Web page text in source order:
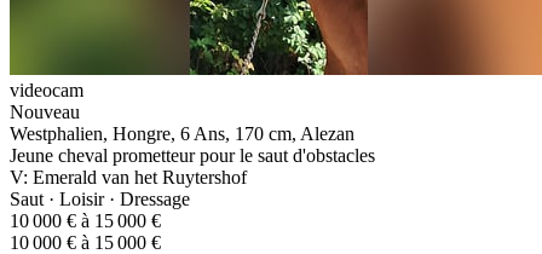
videocam
Nouveau
Westphalien, Hongre, 6 Ans, 170 cm, Alezan
Jeune cheval prometteur pour le saut d'obstacles
V: Emerald van het Ruytershof
Saut · Loisir · Dressage
10 000 € à 15 000 €
10 000 € à 15 000 €